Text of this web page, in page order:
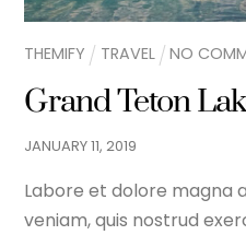
THEMIFY TRAVEL NO
Grand Teton
JANUARY11,2019
Labore et dolore magna
veniam, quis nostrud